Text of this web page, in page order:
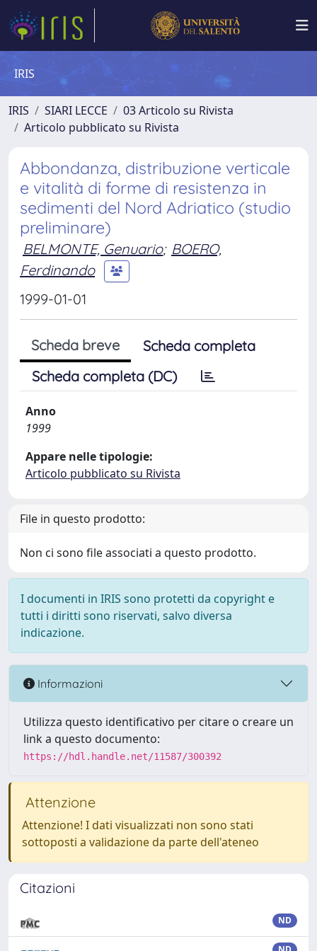
IRIS
IRIS SIARI LECCE
03 Articolo su Rivista
Articolo pubblicato su Rivista
Abbondanza, distribuzione verticale
e vitalità di forme di resistenza in
sedimenti del Nord Adriatico (studio
preliminare)
BELMONTE, Genuario; BOERO,
Ferdinando
1999-01-01
Scheda breve
Scheda completa
Scheda completa (DC)
Anno
1999
Appare nelle tipologie:
Articolo pubblicato su Rivista
File in questo prodotto:
Non ci sono file associati a questo prodotto.
I documenti in IRIS sono protetti da copyright e
tutti i diritti sono riservati, salvo diversa
indicazione.
Informazioni
Utilizza questo identificativo per citare o creare un
link a questo documento:
https://hdl.handle.net/11587/300392
Attenzione
Attenzione! I dati visualizzati non sono stati
sottoposti a validazione da parte dell'ateneo
Citazioni
ND